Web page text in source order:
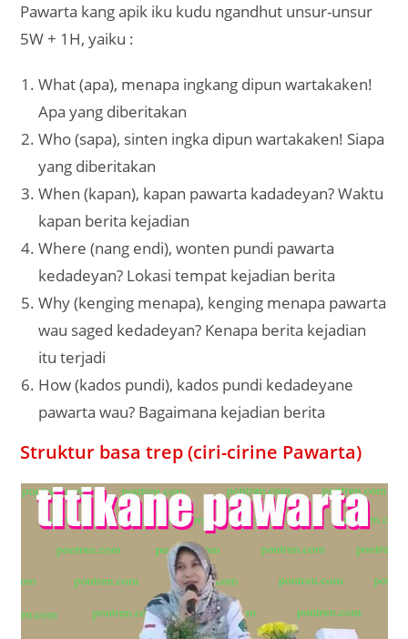
Pawarta kang apik iku kudu ngandhut unsur-unsur
5W + 1H, yaiku :
What (apa), menapa ingkang dipun wartakaken!
Apa yang diberitakan
Who (sapa), sinten ingka dipun wartakaken! Siapa
yang diberitakan
When (kapan), kapan pawarta kadadeyan? Waktu
kapan berita kejadian
Where (nang endi), wonten pundi pawarta
kedadeyan? Lokasi tempat kejadian berita
Why (kenging menapa), kenging menapa pawarta
wau saged kedadeyan? Kenapa berita kejadian
itu terjadi
How (kados pundi), kados pundi kedadeyane
pawarta wau? Bagaimana kejadian berita
Struktur basa trep (ciri-cirine Pawarta)